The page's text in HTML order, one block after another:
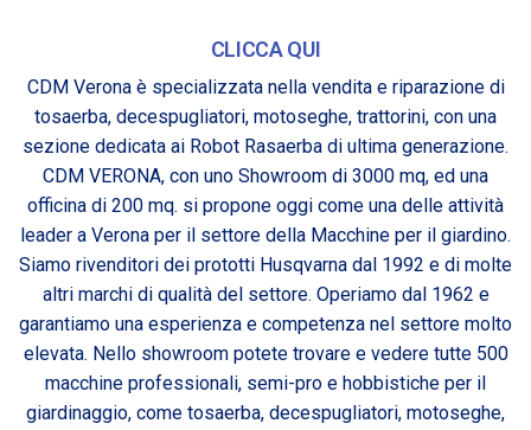
CLICCA QUI
CDM Verona è specializzata nella vendita e riparazione di
tosaerba, decespugliatori, motoseghe, trattorini, con una
sezione dedicata ai Robot Rasaerba di ultima generazione.
CDM VERONA, con uno Showroom di 3000 mq, ed una
officina di 200 mq. si propone oggi come una delle attività
leader a Verona per il settore della Macchine per il giardino.
Siamo rivenditori dei prototti Husqvarna dal 1992 e di molte
altri marchi di qualità del settore. Operiamo dal 1962 e
garantiamo una esperienza e competenza nel settore molto
elevata. Nello showroom potete trovare e vedere tutte 500
macchine professionali, semi-pro e hobbistiche per il
giardinaggio, come tosaerba, decespugliatori, motoseghe,